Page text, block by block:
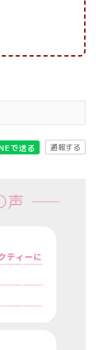
で送る 通報する